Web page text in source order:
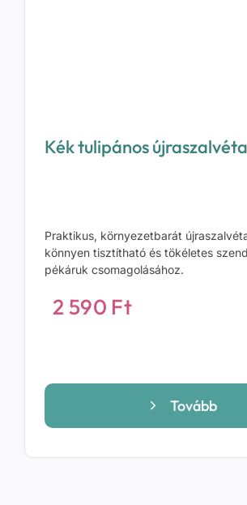
Kék tulipános újraszalvéta
Praktikus, környezetbarát
könnyen tisztítható és tökéletes
pékáruk csomagolásához.
2 590 Ft
Tovább